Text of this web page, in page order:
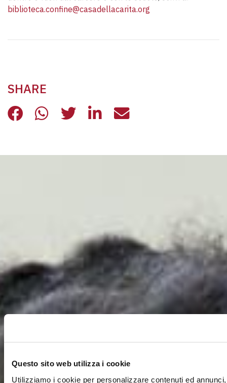
Questo sito web utilizza i cookie
Utilizziamo i cookie per personalizzare contenuti ed
biblioteca.confine@casadellacarita.org
SHARE
INCONTRARSI IN CARCERE
INCONTRARSI IN CARCERE
INCONTRARSI IN
INCONTRARSI IN
INCONTRARSI